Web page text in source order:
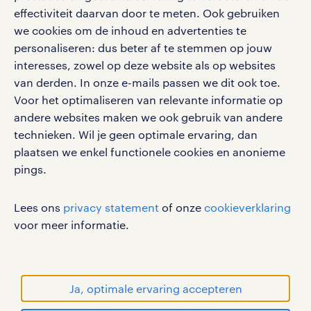
effectiviteit daarvan door te meten. Ook gebruiken
we cookies om de inhoud en advertenties te
personaliseren: dus beter af te stemmen op jouw
interesses, zowel op deze website als op websites
van derden. In onze e-mails passen we dit ook toe.
Voor het optimaliseren van relevante informatie op
andere websites maken we ook gebruik van andere
technieken. Wil je geen optimale ervaring, dan
plaatsen we enkel functionele cookies en anonieme
pings.
Lees ons privacy statement of onze cookieverklaring
voor meer informatie.
Ja, optimale ervaring accepteren
Volg ons voor de leukste content omtrent
vacatures, solliciteren en inspiratie.
werken bij randstad
gebruikersvoorwaarden
privacystatement
cookies
handelsmerken van Randstad N.V.